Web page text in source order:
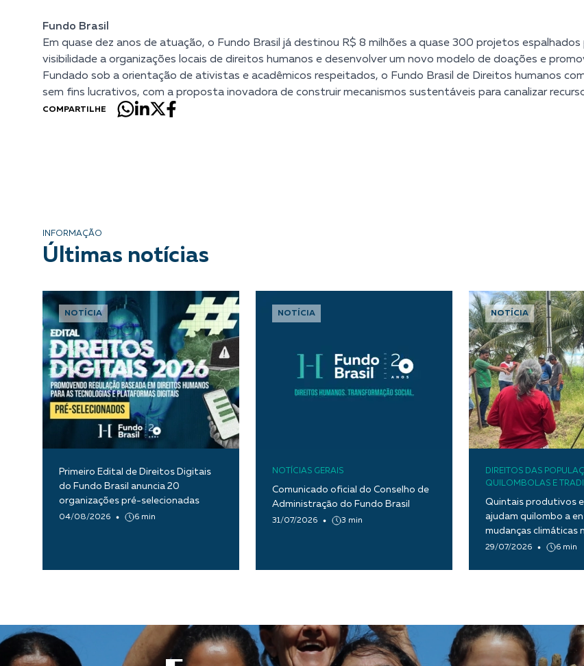
Fundo Brasil
Em quase dez anos de atuação, o Fundo Brasil já destinou R$ 8 milhões a quase 300 projetos
visibilidade a organizações locais de direitos humanos e desenvolver um novo modelo de doações e
Fundado sob a orientação de ativistas e acadêmicos respeitados, o Fundo Brasil de Direitos humanos
sem fins lucrativos, com a proposta inovadora de construir mecanismos sustentáveis para canalizar
COMPARTILHE
INFORMAÇÃO
Últimas notícias
NOTÍCIA
Primeiro Edital de Direitos Digitais
do Fundo Brasil anuncia 20
organizações pré-selecionadas
04/08/2026 6 min
NOTÍCIA
NOTÍCIAS GERAIS
Comunicado oficial do Conselho de
Administração do Fundo Brasil
31/07/2026 3 min
NOTÍCIA
DIREITOS DAS
QUILOMBOLAS E
Quintais produtivos
ajudam quilombo a
mudanças climáticas
Paraíba
29/07/2026 6 min